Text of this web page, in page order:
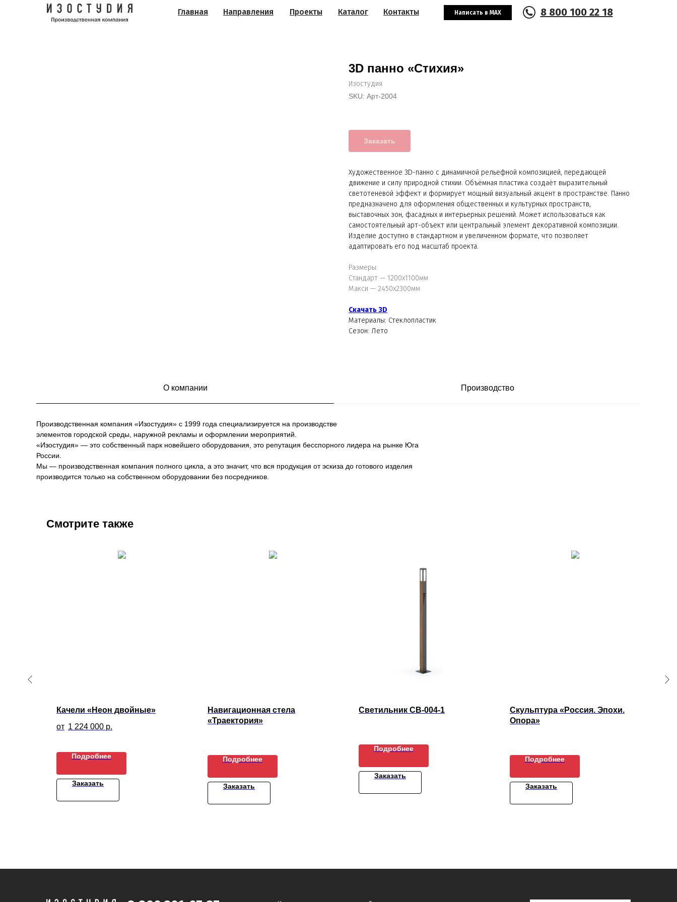
Главная Направления Контакты
Каталог 8 800 100 22 18
Проекты Написать в MAX
3D панно «Стихия»
Изостудия
SKU: Арт-2004
Заказать
Художественное 3D-панно с динамичной рельефной композицией, передающей
движение и силу природной стихии. Объёмная пластика создаёт выразительный
светотеневой эффект и формирует мощный визуальный акцент в пространстве. Панно
предназначено для оформления общественных и культурных пространств,
выставочных зон, фасадных и интерьерных решений. Может использоваться как
самостоятельный арт-объект или центральный элемент декоративной композиции.
Изделие доступно в стандартном и увеличенном формате, что позволяет
адаптировать его под масштаб проекта.
Размеры:
Стандарт — 1200х1100мм
Макси — 2450х2300мм
Скачать 3D
Материалы: Стеклопластик
Сезон: Лето
О компании Производство
Производственная компания «Изостудия» с 1999 года специализируется на производстве
элементов городской среды, наружной рекламы и оформлении мероприятий.
«Изостудия» — это собственный парк новейшего оборудования, это репутация бесспорного лидера на рынке Юга
России.
Мы — производственная компания полного цикла, а это значит, что вся продукция от эскиза до готового изделия
производится только на собственном оборудовании без посредников.
Смотрите также
Качели «Неон двойные»
1 224 000 р.
Подробнее
Заказать
Навигационная стела
«Траектория»
Подробнее
Заказать
Светильник СВ-004-1
Подробнее
Заказать
Скульптура «Россия. Эпохи.
Опора»
Подробнее
Заказать